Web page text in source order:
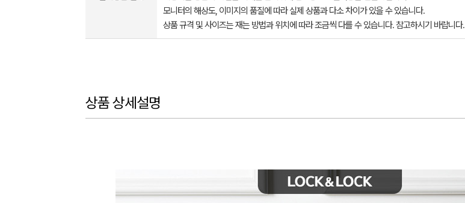
모니터의 해상도, 이미지의 품질에 따라 실제 상품과 다소 차이가 있을 수 있습니다.
상품 규격 및 사이즈는 재는 방법과 위치에 따라 조금씩 다를 수 있습니다. 참고하시기 바랍니다.
상품 상세설명